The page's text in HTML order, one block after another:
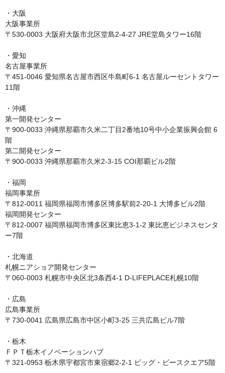
・大阪
大阪事業所
〒530-0003 大阪府大阪市北区堂島2-4-27 JRE堂島タワー16階
・愛知
名古屋事業所
〒451-0046 愛知県名古屋市西区牛島町6-1 名古屋ルーセントタワー
11階
・沖縄
第一開発センター
〒900-0033 沖縄県那覇市久米二丁目2番地10号中小企業振興会館 6
階
第二開発センター
〒900-0033 沖縄県那覇市久米2-3-15 COI那覇ビル2階
・福岡
福岡事業所
〒812-0011 福岡県福岡市博多区博多駅前2-20-1 大博多ビル2階
福岡開発センター
〒812-0007 福岡県福岡市博多区東比恵3-1-2 東比恵ビジネスセンタ
ー7階
・北海道
札幌ニアショア開発センター
〒060-0003 札幌市中央区北3条西4-1 D-LIFEPLACE札幌10階
・広島
広島事業所
〒730-0041 広島県広島市中区小町3-25 三共広島ビル7階
・栃木
ＦＰＴ栃木イノベーションハブ
〒321-0953 栃木県宇都宮市東宿郷2-2-1 ビッグ・ビースクエア5階